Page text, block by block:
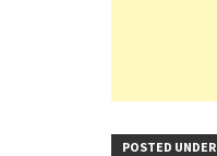
POSTED UNDER